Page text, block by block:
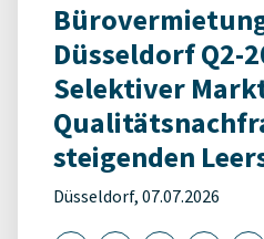
Düsseldorf Q2-
Selektiver
steigenden
Düsseldorf, 07.07.2026